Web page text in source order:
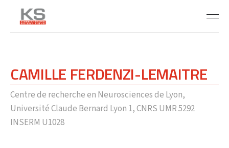
CAMILLE FERDENZI-LEMAITRE
Centre de recherche en Neurosciences de Lyon,
Université Claude Bernard Lyon 1, CNRS UMR 5292
INSERM U1028